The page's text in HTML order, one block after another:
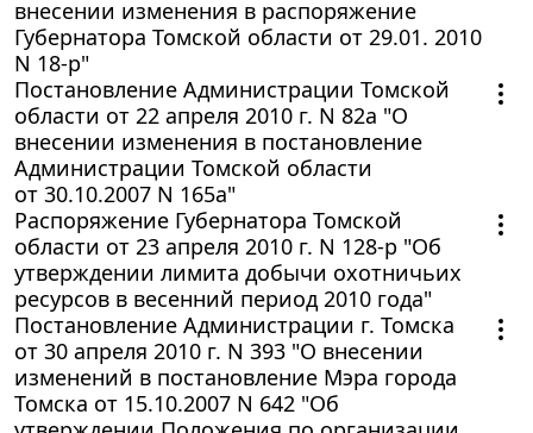
внесении изменения в распоряжение
Губернатора Томской области от 29.01. 2010
N 18-р"
Постановление Администрации Томской
области от 22 апреля 2010 г. N 82а "О
внесении изменения в постановление
Администрации Томской области
от 30.10.2007 N 165а"
Распоряжение Губернатора Томской
области от 23 апреля 2010 г. N 128-р "Об
утверждении лимита добычи охотничьих
ресурсов в весенний период 2010 года"
Постановление Администрации г. Томска
от 30 апреля 2010 г. N 393 "О внесении
изменений в постановление Мэра города
Томска от 15.10.2007 N 642 "Об